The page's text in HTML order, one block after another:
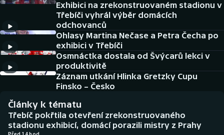
Cyklistika
DALŠÍ SPORTY
Americký fotbal
Baseball a softbal
Basketbal
Biatlon
NEPŘEHLÉDNĚTE
Soutěže
Historické návraty
Aplikace ČT sport
Exhibici na zrekonstruovaném stadionu v
Třebíči vyhrál výběr domácích
odchovanců
Ohlasy Martina Nečase a Petra Čecha po
exhibici v Třebíči
Osmnáctka dostala od Švýcarů lekci v
produktivitě
Záznam utkání Hlinka Gretzky Cupu
Finsko – Česko
Články k tématu
Třebíč pokřtila otevření zrekonstruovaného
stadionu exhibicí, domácí porazili mistry z Prahy